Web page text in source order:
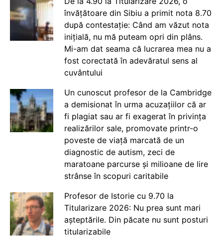
învățătoare din Sibiu a primit nota 8.70
după contestație: Când am văzut nota
inițială, nu mă puteam opri din plâns.
Mi-am dat seama că lucrarea mea nu a
fost corectată în adevăratul sens al
cuvântului
Un cunoscut profesor de la Cambridge
a demisionat în urma acuzațiilor că ar
fi plagiat sau ar fi exagerat în privința
realizărilor sale, promovate printr-o
poveste de viață marcată de un
diagnostic de autism, zeci de
maratoane parcurse și milioane de lire
strânse în scopuri caritabile
Profesor de Istorie cu 9.70 la
Titularizare 2026: Nu prea sunt mari
așteptările. Din păcate nu sunt posturi
titularizabile